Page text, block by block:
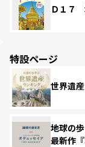
Ｄ１７
特設ページ
世界遺
地球の
最新作